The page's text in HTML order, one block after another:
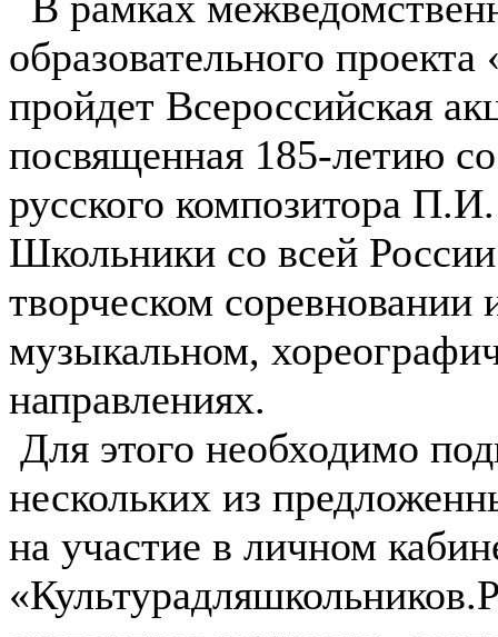
образовательного
пройдет Всероссийская
посвященная 185-летию
русского композитора
Школьники со всей
творческом соревновании
музыкальном,
направлениях.
Для этого необходимо
нескольких из
на участие в личном